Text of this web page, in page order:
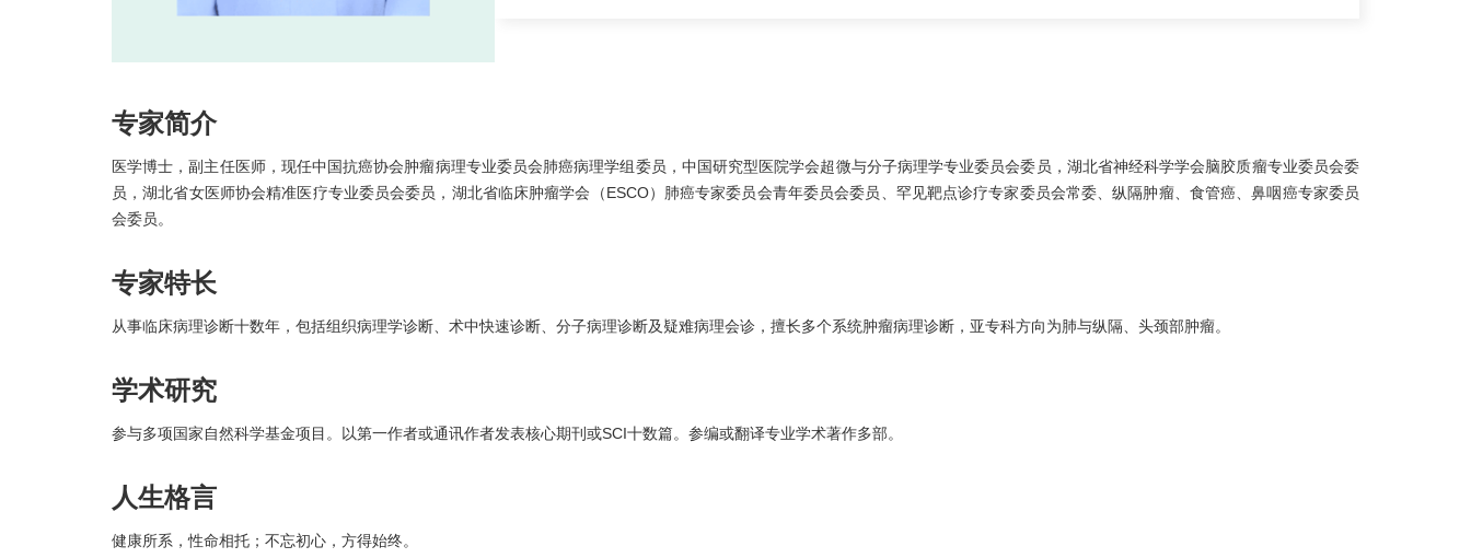
专家简介
医学博士，副主任医师，现任中国抗癌协会肿瘤病理专业委员会肺癌病理学组委员，中国研究型医院学会超微与分子病理学专业委员会委员，湖北省神经科学学会脑胶质瘤专业委员会委
员，湖北省女医师协会精准医疗专业委员会委员，湖北省临床肿瘤学会（ESCO）肺癌专家委员会青年委员会委员、罕见靶点诊疗专家委员会常委、纵隔肿瘤、食管癌、鼻咽癌专家委员
会委员。
专家特长
从事临床病理诊断十数年，包括组织病理学诊断、术中快速诊断、分子病理诊断及疑难病理会诊，擅长多个系统肿瘤病理诊断，亚专科方向为肺与纵隔、头颈部肿瘤。
学术研究
参与多项国家自然科学基金项目。以第一作者或通讯作者发表核心期刊或SCI十数篇。参编或翻译专业学术著作多部。
人生格言
健康所系，性命相托；不忘初心，方得始终。